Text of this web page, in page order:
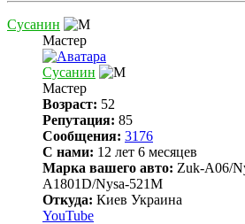
Сусанин
Мастер
Сусанин
Мастер
Возраст: 52
Репутация: 85
Сообщения: 3176
С нами: 12 лет 6 месяцев
Марка вашего авто: Zuk-A06/
A1801D/Nysa-521M
Откуда: Киев Украина
YouTube